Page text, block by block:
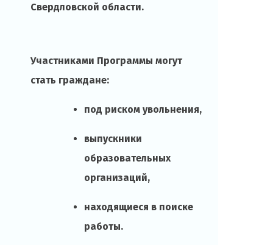
Свердловской области.
Участниками Программы могут
стать граждане:
под риском увольнения,
выпускники
образовательных
организаций,
находящиеся в поиске
работы.